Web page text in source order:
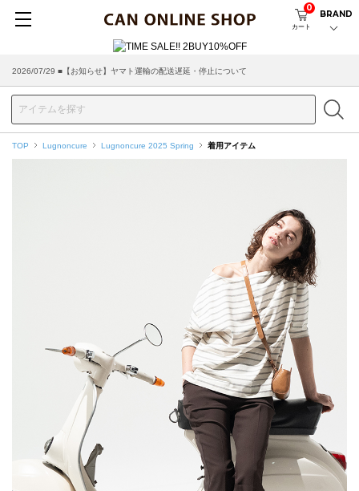
カート
0
BRAND
2026/07/29 ■【お知らせ】ヤマト運輸の配送遅延・停止について
TOP Lugnoncure Lugnoncure 2025 Spring 着用アイテム